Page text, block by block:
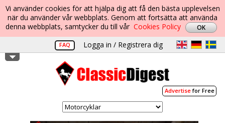
Vi använder cookies för att hjälpa dig att få den bästa upplevelsen
när du använder vår webbplats. Genom att fortsätta att använda
denna webbplats, samtycker du till vår Cookies Policy
FAQ Logga in / Registrera dig
Advertisefor Free